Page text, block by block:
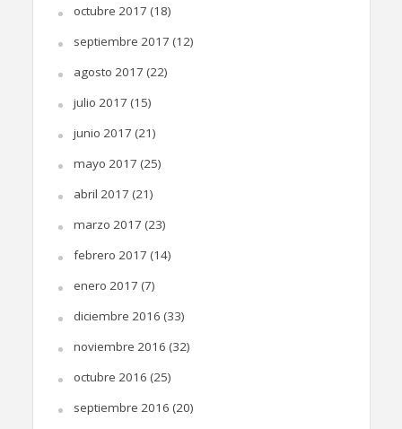
octubre 2017 (18)
septiembre 2017 (12)
agosto 2017 (22)
julio 2017 (15)
junio 2017 (21)
mayo 2017 (25)
abril 2017 (21)
marzo 2017 (23)
febrero 2017 (14)
enero 2017 (7)
diciembre 2016 (33)
noviembre 2016 (32)
octubre 2016 (25)
septiembre 2016 (20)